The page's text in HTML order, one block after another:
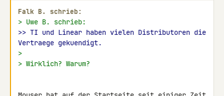
Falk B. schrieb:
> Uwe B. schrieb:
>> TI und Linear haben vielen Distributoren die
Vertraege gekuendigt.
>
> Wirklich? Warum?